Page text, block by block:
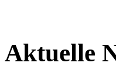
Aktuelle